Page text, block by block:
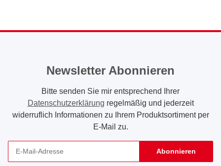
Newsletter Abonnieren
Bitte senden Sie mir entsprechend Ihrer
Datenschutzerklärung regelmäßig und jederzeit
widerruflich Informationen zu Ihrem Produktsortiment per
E-Mail zu.
Abonnieren